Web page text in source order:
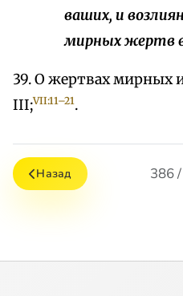
ваших, и
мирных жертв
39. О жертвах мирных
III;VII:11–21.
Назад 386